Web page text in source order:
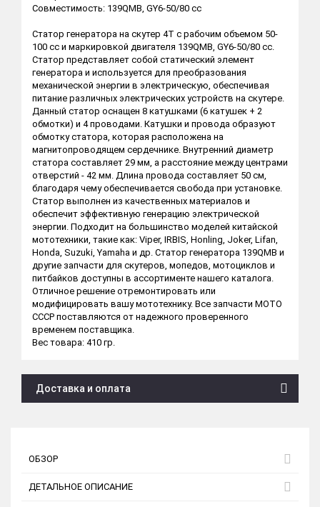
Совместимость: 139QМВ, GY6-50/80 сс
Статор генератора на скутер 4Т с рабочим объемом 50-
100 сс и маркировкой двигателя 139QМВ, GY6-50/80 сс.
Статор представляет собой статический элемент
генератора и используется для преобразования
механической энергии в электрическую, обеспечивая
питание различных электрических устройств на скутере.
Данный статор оснащен 8 катушками (6 катушек + 2
обмотки) и 4 проводами. Катушки и провода образуют
обмотку статора, которая расположена на
магнитопроводящем сердечнике. Внутренний диаметр
статора составляет 29 мм, а расстояние между центрами
отверстий - 42 мм. Длина провода составляет 50 см,
благодаря чему обеспечивается свобода при установке.
Статор выполнен из качественных материалов и
обеспечит эффективную генерацию электрической
энергии. Подходит на большинство моделей китайской
мототехники, такие как: Viper, IRBIS, Honling, Joker, Lifan,
Honda, Suzuki, Yamaha и др. Статор генератора 139QМВ и
другие запчасти для скутеров, мопедов, мотоциклов и
питбайков доступны в ассортименте нашего каталога.
Отличное решение отремонтировать или
модифицировать вашу мототехнику. Все запчасти МОТО
СССР поставляются от надежного проверенного
временем поставщика.
Вес товара: 410 гр.
Доставка и оплата
ОБЗОР
ДЕТАЛЬНОЕ ОПИСАНИЕ